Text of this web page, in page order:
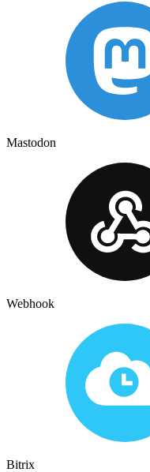
Mastodon
Webhook
Bitrix